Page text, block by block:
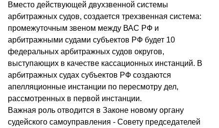
Вместо действующей двухзвенной системы
арбитражных судов, создается трехзвенная система:
промежуточным звеном между ВАС РФ и
арбитражными судами субъектов РФ будет 10
федеральных арбитражных судов округов,
выступающих в качестве кассационных инстанций. В
арбитражных судах субъектов РФ создаются
апелляционные инстанции по пересмотру дел,
рассмотренных в первой инстанции.
Важная роль отводится в Законе новому органу
судейского самоуправления - Совету председателей